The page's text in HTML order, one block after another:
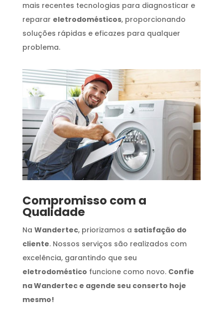
mais recentes tecnologias para diagnosticar e
reparar eletrodomésticos, proporcionando
soluções rápidas e eficazes para qualquer
problema.
Compromisso com a
Qualidade
Na Wandertec, priorizamos a satisfação do
cliente. Nossos serviços são realizados com
excelência, garantindo que seu
eletrodoméstico funcione como novo. Confie
na Wandertec e agende seu conserto hoje
mesmo!